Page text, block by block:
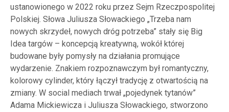
ustanowionego w 2022 roku przez Sejm Rzeczpospolitej
Polskiej. Słowa Juliusza Słowackiego „Trzeba nam
nowych skrzydeł, nowych dróg potrzeba” stały się Big
Idea targów – koncepcją kreatywną, wokół której
budowane były pomysły na działania promujące
wydarzenie. Znakiem rozpoznawczym był romantyczny,
kolorowy cylinder, który łączył tradycję z otwartością na
zmiany. W social mediach trwał „pojedynek tytanów”
Adama Mickiewicza i Juliusza Słowackiego, stworzono